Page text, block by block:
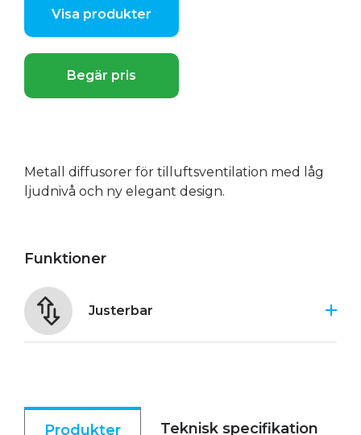
Visa produkter
Begär pris
Metall diffusorer för tilluftsventilation med låg
ljudnivå och ny elegant design.
Funktioner
Justerbar
Produkter Teknisk specifikation